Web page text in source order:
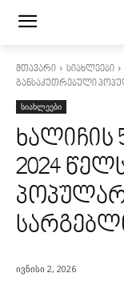
მთავარი სიახლეები
განსაკუთრებული
სიახლეები
ხალიჩის
2024
ივნისი 2, 2026